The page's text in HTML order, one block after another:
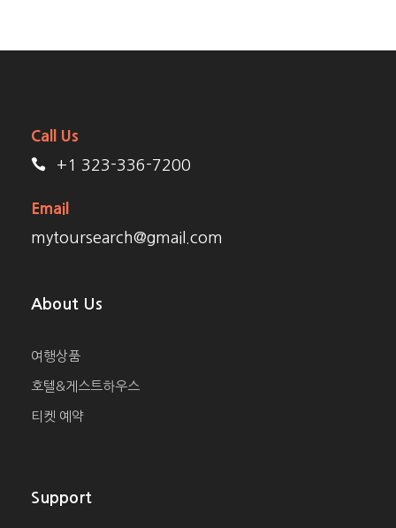
Call Us
+1 323-336-7200
Email
mytoursearch@gmail.com
About Us
여행상품
호텔&게스트하우스
티켓 예약
Support